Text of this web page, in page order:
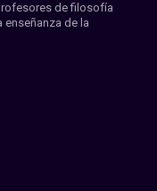
de filosofía
de la